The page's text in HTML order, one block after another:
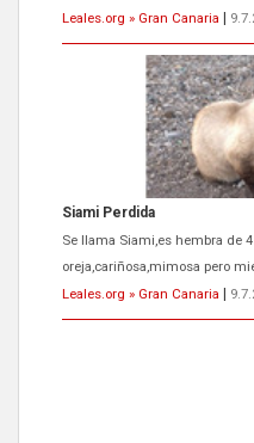
Leales.org » Gran Canaria
ADOPCIÓN URGENTE
El ayuntamiento se va a llevar
próximos días, ella incluida...
Leales.org » Gran Canaria